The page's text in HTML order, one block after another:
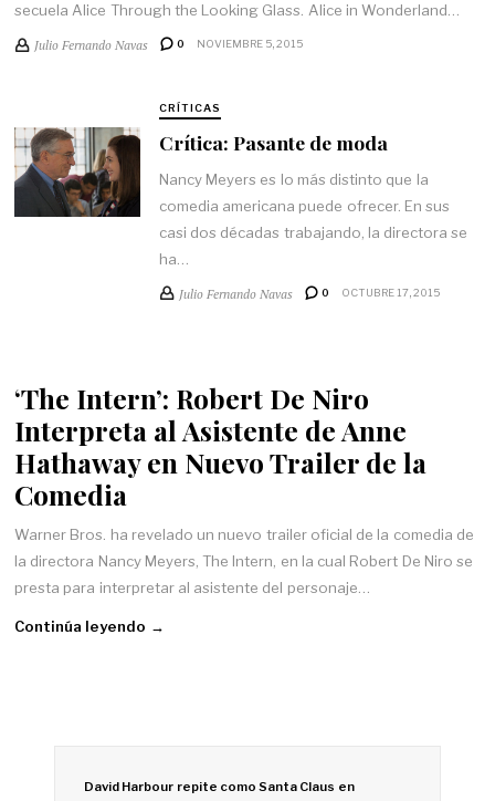
secuela Alice Through the Looking Glass. Alice in Wonderland…
Julio Fernando Navas 0 NOVIEMBRE 5, 2015
CRÍTICAS
Crítica: Pasante de moda
Nancy Meyers es lo más distinto que la
comedia americana puede ofrecer. En sus
casi dos décadas trabajando, la directora se
ha…
Julio Fernando Navas 0 OCTUBRE 17, 2015
‘The Intern’: Robert De Niro
Interpreta al Asistente de Anne
Hathaway en Nuevo Trailer de la
Comedia
Warner Bros. ha revelado un nuevo trailer oficial de la comedia de
la directora Nancy Meyers, The Intern, en la cual Robert De Niro se
presta para interpretar al asistente del personaje…
Continúa leyendo →
David Harbour repite como Santa Claus en